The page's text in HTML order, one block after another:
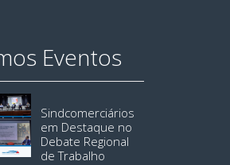
Eventos
Sindcomerciários
em Destaque no
Debate Regional
de Trabalho